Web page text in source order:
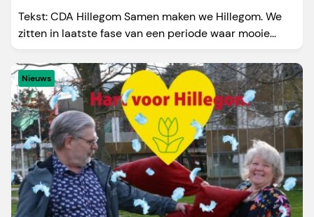
Tekst: CDA Hillegom Samen maken we Hillegom. We
zitten in laatste fase van een periode waar mooie...
Nieuws